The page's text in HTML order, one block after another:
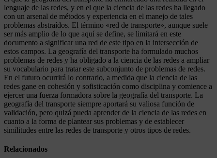
lenguaje de las redes, y en el que la ciencia de las redes ha llegado
con un arsenal de métodos y experiencia en el manejo de tales
problemas abstraídos. El término «red de transporte», aunque suele
ser más amplio de lo que aquí se define, se limitará en este
documento a significar una red de este tipo en la intersección de
estos campos. La geografía del transporte ha formulado muchos
problemas de redes y ha obligado a la ciencia de las redes a ampliar
su vocabulario para tratar este subconjunto de problemas de redes.
En el futuro ocurrirá lo contrario, a medida que la ciencia de las
redes gane en cohesión y sofisticación como disciplina y comience a
ejercer una fuerza formadora sobre la geografía del transporte. La
geografía del transporte siempre aportará su valiosa función de
validación, pero quizá pueda aprender de la ciencia de las redes en
cuanto a la forma de plantear sus problemas y de establecer
similitudes entre las redes de transporte y otros tipos de redes.
Relacionados